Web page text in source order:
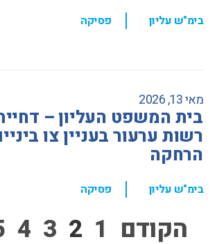
בימ"ש עליון , פסיקה
מאי 13, 2026
בית המשפט העליון –
רשות ערעור בעניין צו
הרחקה
בימ"ש עליון , פסיקה
הקודם 1
2
3
4